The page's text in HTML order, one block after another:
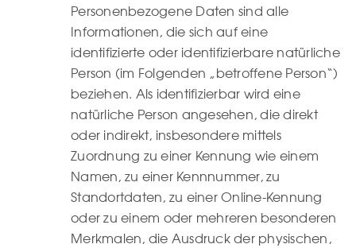
Personenbezogene Daten sind alle
Informationen, die sich auf eine
identifizierte oder identifizierbare natürliche
Person (im Folgenden „betroffene Person“)
beziehen. Als identifizierbar wird eine
natürliche Person angesehen, die direkt
oder indirekt, insbesondere mittels
Zuordnung zu einer Kennung wie einem
Namen, zu einer Kennnummer, zu
Standortdaten, zu einer Online-Kennung
oder zu einem oder mehreren besonderen
Merkmalen, die Ausdruck der physischen,